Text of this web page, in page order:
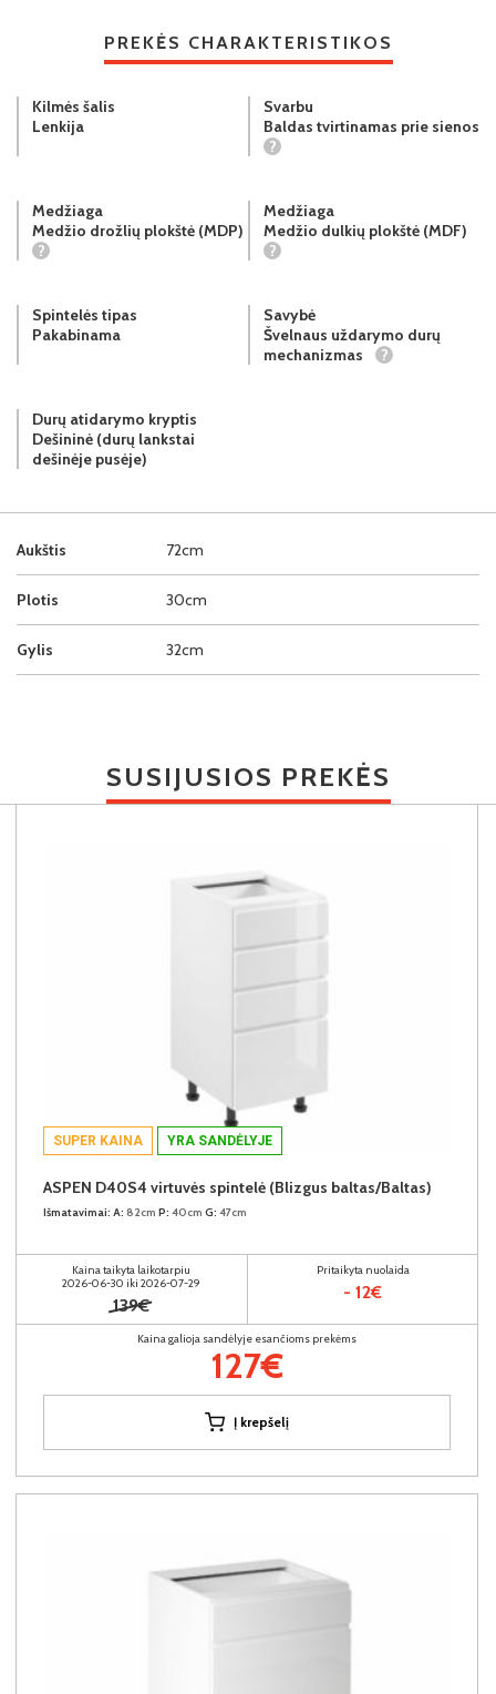
PREKĖS CHARAKTERISTIKOS
Aukštis 72cm
Plotis 30cm
Gylis 32cm
Kilmės šalis
Lenkija
Svarbu
Baldas tvirtinamas prie sienos
?
Medžiaga
Medžio drožlių plokštė (MDP)
?
Medžiaga
Medžio dulkių plokštė (MDF)
?
Spintelės tipas
Pakabinama
Savybė
Švelnaus uždarymo durų
mechanizmas
?
Durų atidarymo kryptis
Dešininė (durų lankstai
dešinėje pusėje)
SUSIJUSIOS PREKĖS
SUPER KAINA YRA SANDĖLYJE
ASPEN D40S4 virtuvės spintelė (Blizgus baltas/Baltas)
Išmatavimai: A: 82cm P: 40cm G: 47cm
Kaina taikyta laikotarpiu
2026-06-30 iki 2026-07-29
139€
Pritaikyta nuolaida
- 12€
Kaina galioja sandėlyje esančioms prekėms
127€
Į krepšelį